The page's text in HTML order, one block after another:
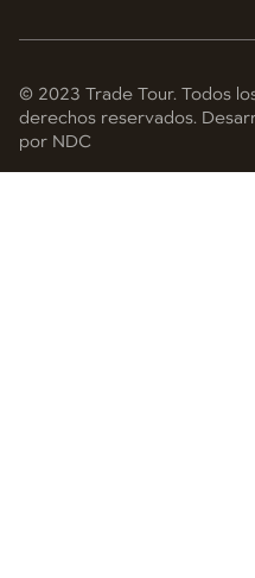
© 2023 Trade Tour. Todos
derechos reservados.
por NDC